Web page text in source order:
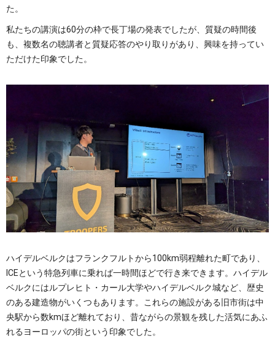
た。
私たちの講演は60分の枠で長丁場の発表でしたが、質疑の時間後
も、複数名の聴講者と質疑応答のやり取りがあり、興味を持ってい
ただけた印象でした。
ハイデルベルクはフランクフルトから100km弱程離れた町であり、
ICEという特急列車に乗れば一時間ほどで行き来できます。ハイデル
ベルクにはルプレヒト・カール大学やハイデルベルク城など、歴史
のある建造物がいくつもあります。これらの施設がある旧市街は中
央駅から数kmほど離れており、昔ながらの景観を残した活気にあふ
れるヨーロッパの街という印象でした。